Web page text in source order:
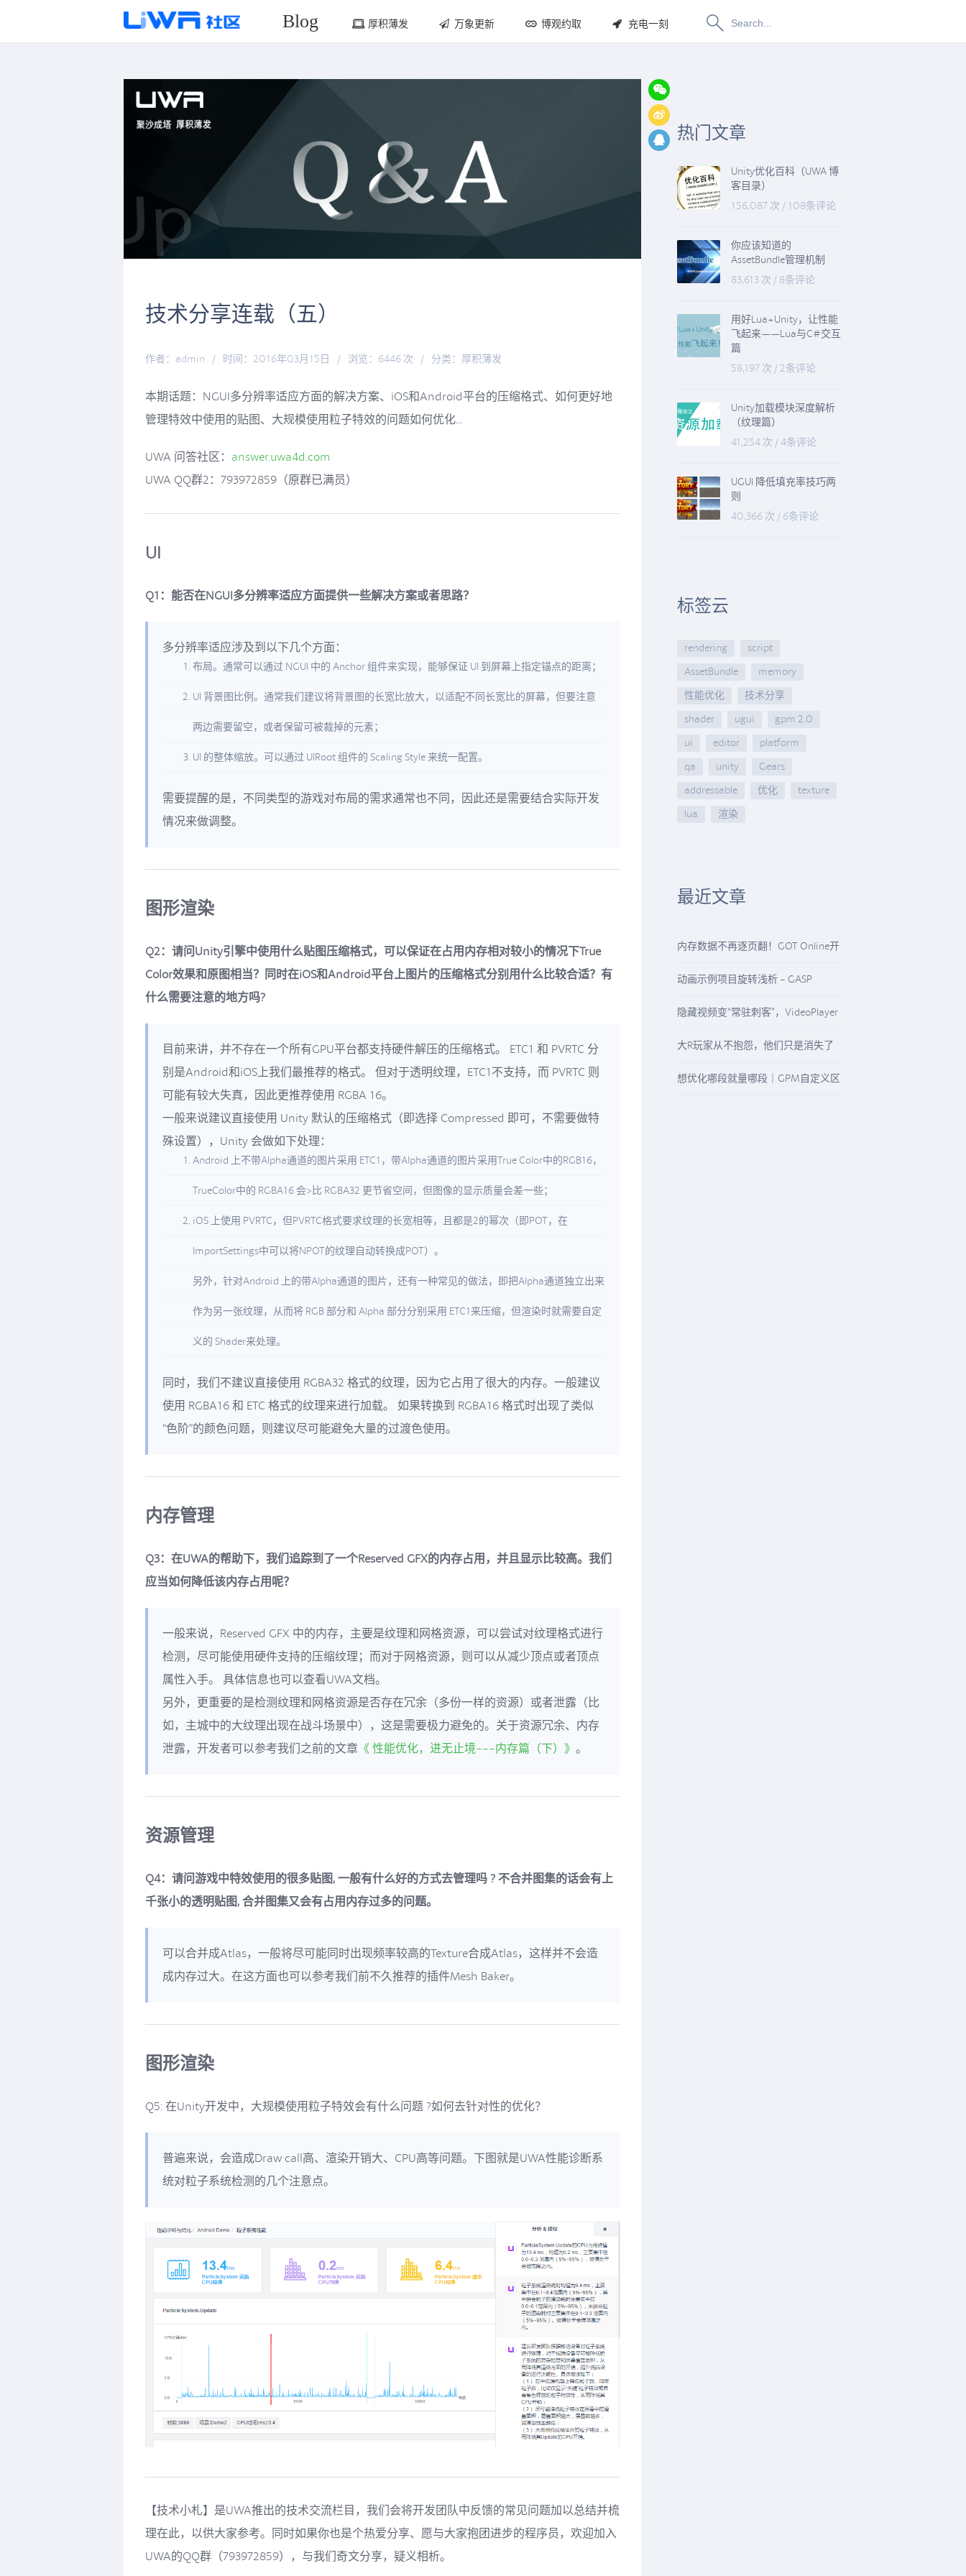
Blog 厚积薄发 万象更新 博观约取 充电一刻 博物纳新
技术分享连载（五）
作者：admin / 时间：2016年03月15日 / 浏览：6446 次 / 分类： 厚积薄发
本期话题：NGUI多分辨率适应方面的解决方案、iOS和Android平台的压缩格式、如何更好地
管理特效中使用的贴图、大规模使用粒子特效的问题如何优化...
UWA 问答社区： answer.uwa4d.com
UWA QQ群2：793972859（原群已满员）
UI
Q1：能否在NGUI多分辨率适应方面提供一些解决方案或者思路？
多分辨率适应涉及到以下几个方面：
布局。通常可以通过 NGUI 中的 Anchor 组件来实现，能够保证 UI 到屏幕上指定锚点的距离；
UI 背景图比例。通常我们建议将背景图的长宽比放大，以适配不同长宽比的屏幕，但要注意
两边需要留空，或者保留可被裁掉的元素；
UI 的整体缩放。可以通过 UIRoot 组件的 Scaling Style 来统一配置。
需要提醒的是，不同类型的游戏对布局的需求通常也不同，因此还是需要结合实际开发
情况来做调整。
图形渲染
Q2：请问Unity引擎中使用什么贴图压缩格式，可以保证在占用内存相对较小的情况下True
Color效果和原图相当？同时在iOS和Android平台上图片的压缩格式分别用什么比较合适？有
什么需要注意的地方吗?
目前来讲，并不存在一个所有GPU平台都支持硬件解压的压缩格式。 ETC1 和 PVRTC 分
别是Android和iOS上我们最推荐的格式。 但对于透明纹理，ETC1不支持，而 PVRTC 则
可能有较大失真，因此更推荐使用 RGBA 16。
一般来说建议直接使用 Unity 默认的压缩格式（即选择 Compressed 即可，不需要做特
殊设置），Unity 会做如下处理：
Android 上不带Alpha通道的图片采用 ETC1，带Alpha通道的图片采用True Color中的RGB16，
TrueColor中的 RGBA16 会>比 RGBA32 更节省空间，但图像的显示质量会差一些；
iOS 上使用 PVRTC，但PVRTC格式要求纹理的长宽相等，且都是2的幂次（即POT，在
ImportSettings中可以将NPOT的纹理自动转换成POT）。
另外，针对Android 上的带Alpha通道的图片，还有一种常见的做法，即把Alpha通道独立出来
作为另一张纹理，从而将 RGB 部分和 Alpha 部分分别采用 ETC1来压缩，但渲染时就需要自定
义的 Shader来处理。
同时，我们不建议直接使用 RGBA32 格式的纹理，因为它占用了很大的内存。一般建议
使用 RGBA16 和 ETC 格式的纹理来进行加载。 如果转换到 RGBA16 格式时出现了类似
“色阶”的颜色问题，则建议尽可能避免大量的过渡色使用。
内存管理
Q3：在UWA的帮助下，我们追踪到了一个Reserved GFX的内存占用，并且显示比较高。我们
应当如何降低该内存占用呢？
一般来说，Reserved GFX 中的内存，主要是纹理和网格资源，可以尝试对纹理格式进行
检测，尽可能使用硬件支持的压缩纹理；而对于网格资源，则可以从减少顶点或者顶点
属性入手。 具体信息也可以查看UWA文档。
另外，更重要的是检测纹理和网格资源是否存在冗余（多份一样的资源）或者泄露（比
如，主城中的大纹理出现在战斗场景中），这是需要极力避免的。关于资源冗余、内存
泄露，开发者可以参考我们之前的文章 《 性能优化，进无止境---内存篇（下）》 。
资源管理
Q4：请问游戏中特效使用的很多贴图, 一般有什么好的方式去管理吗 ? 不合并图集的话会有上
千张小的透明贴图, 合并图集又会有占用内存过多的问题。
可以合并成Atlas，一般将尽可能同时出现频率较高的Texture合成Atlas，这样并不会造
成内存过大。在这方面也可以参考我们前不久推荐的插件Mesh Baker。
图形渲染
Q5: 在Unity开发中，大规模使用粒子特效会有什么问题 ?如何去针对性的优化？
普遍来说，会造成Draw call高、渲染开销大、CPU高等问题。下图就是UWA性能诊断系
统对粒子系统检测的几个注意点。
【技术小札】是UWA推出的技术交流栏目，我们会将开发团队中反馈的常见问题加以总结并梳
理在此，以供大家参考。同时如果你也是个热爱分享、愿与大家抱团进步的程序员，欢迎加入
UWA的QQ群（793972859），与我们奇文分享，疑义相析。
热门文章
Unity优化百科（UWA 博
客目录）
156,087 次 / 108条评论
你应该知道的
AssetBundle管理机制
83,613 次 / 8条评论
用好Lua+Unity，让性能
飞起来——Lua与C#交互
篇
58,197 次 / 2条评论
Unity加载模块深度解析
（纹理篇）
41,254 次 / 4条评论
UGUI 降低填充率技巧两
则
40,366 次 / 6条评论
标签云
rendering
script
AssetBundle
memory
性能优化
技术分享
shader
ugui
gpm 2.0
ui
editor
platform
qa
unity
Gears
addressable
优化
texture
lua
渲染
最近文章
内存数据不再逐页翻！GOT Online开
启“精准降本增效”模式
动画示例项目旋转浅析 - GASP
Rotation
隐藏视频变“常驻刺客”，VideoPlayer
与“N/A”纹理该怎么查
大R玩家从不抱怨，他们只是消失了
想优化哪段就量哪段｜GPM自定义区